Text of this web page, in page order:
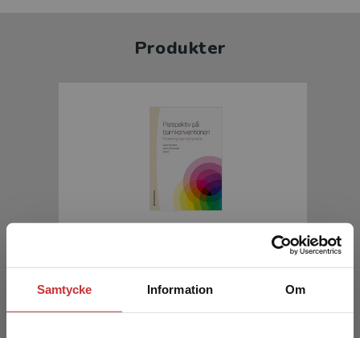
Samtycke Information Om
Produkter
Perspektiv på barnkonventionen
Ponnert, L - Sonander, A (red.)